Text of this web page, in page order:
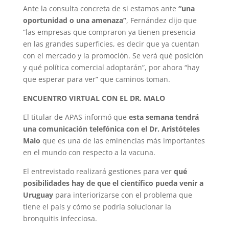
Ante la consulta concreta de si estamos ante “una
oportunidad o una amenaza”, Fernández dijo que
“las empresas que compraron ya tienen presencia
en las grandes superficies, es decir que ya cuentan
con el mercado y la promoción. Se verá qué posición
y qué política comercial adoptarán”, por ahora “hay
que esperar para ver” que caminos toman.
ENCUENTRO VIRTUAL CON EL DR. MALO
El titular de APAS informó que esta semana tendrá
una comunicación telefónica con el Dr. Aristóteles
Malo que es una de las eminencias más importantes
en el mundo con respecto a la vacuna.
El entrevistado realizará gestiones para ver qué
posibilidades hay de que el científico pueda venir a
Uruguaypara interiorizarse con el problema que
tiene el país y cómo se podría solucionar la
bronquitis infecciosa.